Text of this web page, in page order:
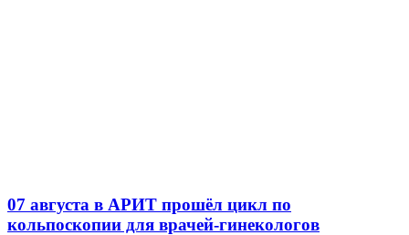
07 августа в АРИТ прошёл цикл по
кольпоскопии для врачей-гинекологов